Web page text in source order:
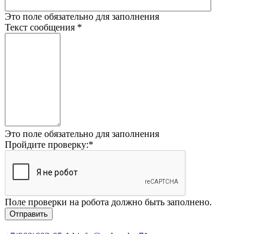
Это поле обязательно для заполнения
Текст сообщения *
Это поле обязательно для заполнения
Пройдите проверку:*
Поле проверки на робота должно быть заполнено.